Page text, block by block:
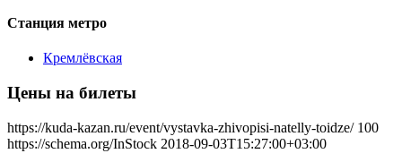
Станция метро
Кремлёвская
Цены на билеты
https://kuda-kazan.ru/event/vystavka-zhivopisi-natelly-toidze/ 100
https://schema.org/InStock 2018-09-03T15:27:00+03:00